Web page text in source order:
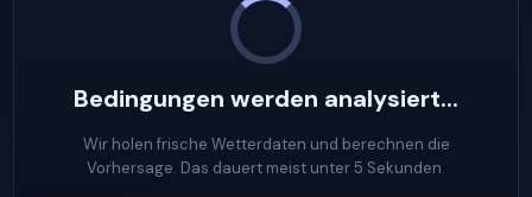
Bedingungen werden analysiert...
Wir holen frische Wetterdaten und berechnen die
Vorhersage. Das dauert meist unter 5 Sekunden.